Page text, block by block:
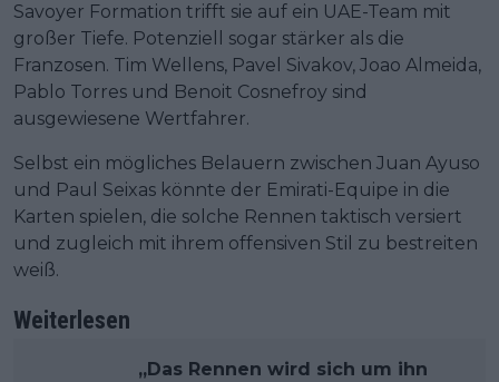
Savoyer Formation trifft sie auf ein UAE-Team mit
großer Tiefe. Potenziell sogar stärker als die
Franzosen. Tim Wellens, Pavel Sivakov, Joao Almeida,
Pablo Torres und Benoit Cosnefroy sind
ausgewiesene Wertfahrer.
Selbst ein mögliches Belauern zwischen Juan Ayuso
und Paul Seixas könnte der Emirati-Equipe in die
Karten spielen, die solche Rennen taktisch versiert
und zugleich mit ihrem offensiven Stil zu bestreiten
weiß.
Weiterlesen
„Das Rennen wird sich um ihn